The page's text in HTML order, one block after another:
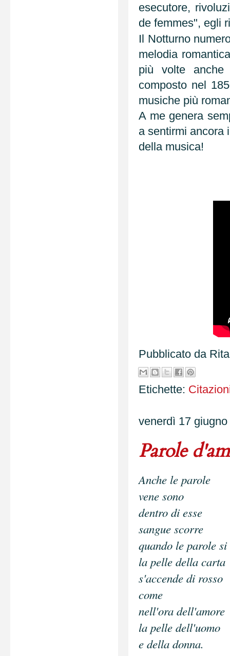
esecutore,
de femmes", egli
Il Notturno
melodia
più volte anche
composto nel
musiche più
A me genera
a sentirmi ancora
della musica!
Pubblicato da
Etichette:
venerdì 17 giugno
Parole
Anche le parole
vene sono
dentro di esse
sangue scorre
quando le parole
la pelle della carta
s'accende di rosso
come
nell'ora dell'amore
la pelle dell'uomo
e della donna.